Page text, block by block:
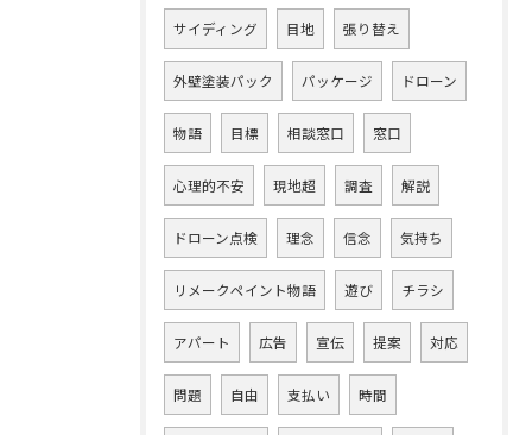
サイディング 目地 張り替え
外壁塗装パック パッケージ ドローン
物語 目標 相談窓口 窓口
心理的不安 現地超 調査 解説
ドローン点検 理念 信念 気持ち
リメークペイント物語 遊び チラシ
アパート 広告 宣伝 提案 対応
問題 自由 支払い 時間